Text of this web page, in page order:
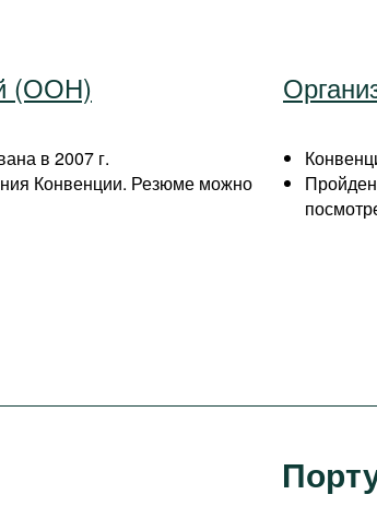
(ООН)
в 2007 г.
Конвенции. Резюме можно